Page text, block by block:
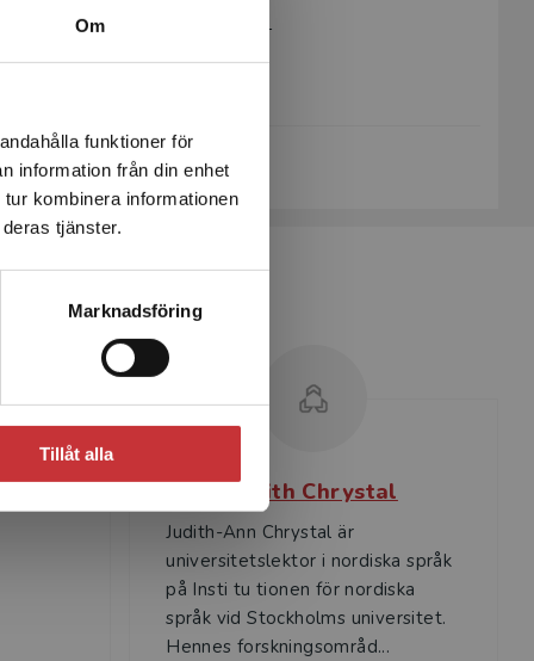
Om
funktioner för
information från din enhet
kombinera informationen
tjänster.
Marknadsföring
Tillåt alla
Artikelnummer:
32950-01
Upplaga:
Första
Köp- och leveransvillkor
Judith Chrystal
Judith-Ann Chrystal är
universitetslektor i nordiska språk
på Insti tu tionen för nordiska
språk vid Stockholms universitet.
Hennes forskningsområd...